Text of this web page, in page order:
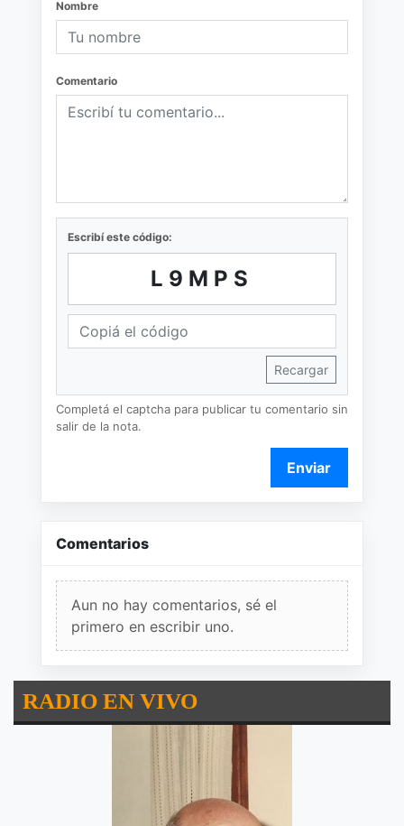
Nombre
Comentario
Escribí este código:
L9MPS
Recargar
Completá el captcha para publicar tu comentario sin
salir de la nota.
Enviar
Comentarios
Aun no hay comentarios, sé el
primero en escribir uno.
RADIO EN VIVO